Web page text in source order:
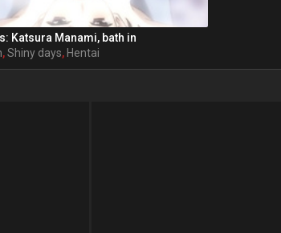
Katsura Manami, bath in
,Shiny days, Hentai